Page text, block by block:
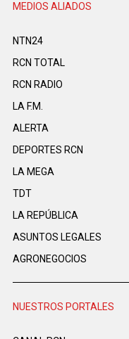
MEDIOS ALIADOS
NTN24
RCN TOTAL
RCN RADIO
LA F.M.
ALERTA
DEPORTES RCN
LA MEGA
TDT
LA REPÚBLICA
ASUNTOS LEGALES
AGRONEGOCIOS
NUESTROS PORTALES